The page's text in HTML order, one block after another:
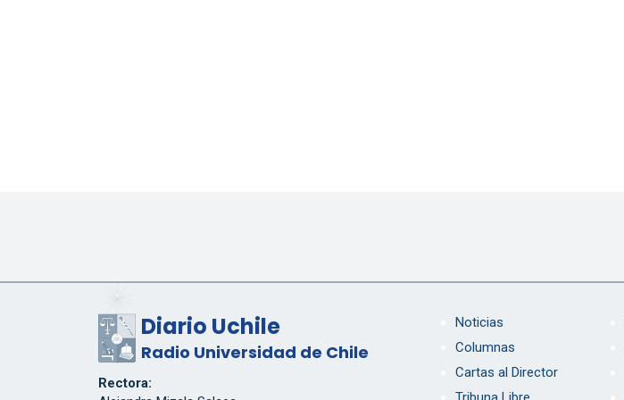
Diario Uchile
Radio Universidad de Chile
Rectora:
Noticias
Columnas
Cartas al Director